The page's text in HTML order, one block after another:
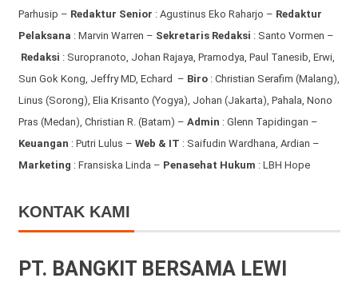
Parhusip – Redaktur Senior : Agustinus Eko Raharjo – Redaktur
Pelaksana : Marvin Warren – Sekretaris Redaksi : Santo Vormen –
Redaksi : Suropranoto, Johan Rajaya, Pramodya, Paul Tanesib, Erwi,
Sun Gok Kong, Jeffry MD, Echard – Biro: Christian Serafim (Malang),
Linus (Sorong), Elia Krisanto (Yogya), Johan (Jakarta), Pahala, Nono
Pras (Medan), Christian R. (Batam) – Admin : Glenn Tapidingan –
Keuangan : Putri Lulus – Web & IT : Saifudin Wardhana, Ardian –
Marketing : Fransiska Linda – Penasehat Hukum : LBH Hope
KONTAK KAMI
PT. BANGKIT BERSAMA LEWI